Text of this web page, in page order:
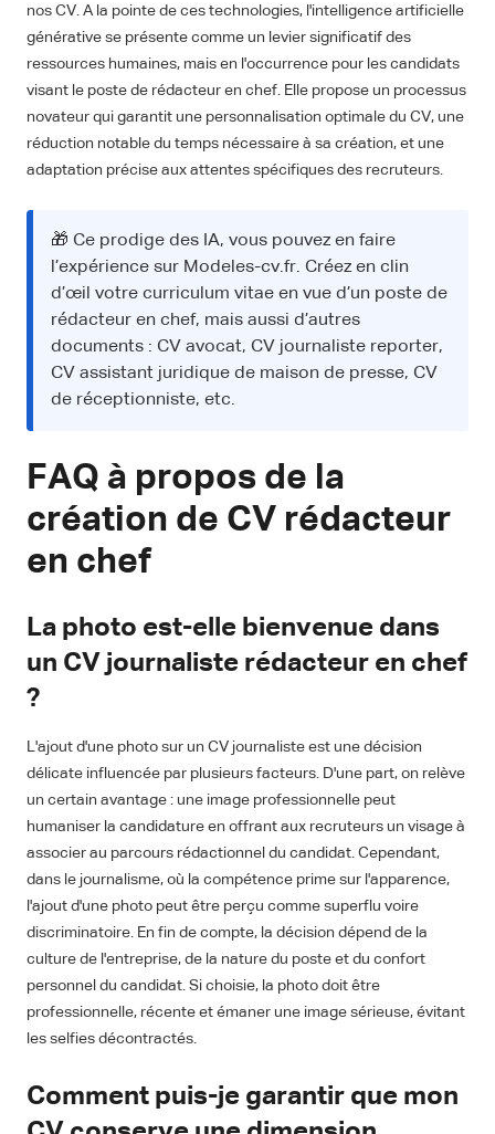
nos CV. A la pointe de ces technologies, l'intelligence artificielle
générative se présente comme un levier significatif des
ressources humaines, mais en l'occurrence pour les candidats
visant le poste de rédacteur en chef. Elle propose un processus
novateur qui garantit une personnalisation optimale du CV, une
réduction notable du temps nécessaire à sa création, et une
adaptation précise aux attentes spécifiques des recruteurs.
🎁 Ce prodige des IA, vous pouvez en faire
l’expérience sur Modeles-cv.fr. Créez en clin
d’œil votre curriculum vitae en vue d’un poste de
rédacteur en chef, mais aussi d’autres
documents : CV avocat, CV journaliste reporter,
CV assistant juridique de maison de presse, CV
de réceptionniste, etc.
FAQ à propos de la
création de CV rédacteur
en chef
La photo est-elle bienvenue dans
un CV journaliste rédacteur en chef
?
L'ajout d'une photo sur un CV journaliste est une décision
délicate influencée par plusieurs facteurs. D'une part, on relève
un certain avantage : une image professionnelle peut
humaniser la candidature en offrant aux recruteurs un visage à
associer au parcours rédactionnel du candidat. Cependant,
dans le journalisme, où la compétence prime sur l'apparence,
l'ajout d'une photo peut être perçu comme superflu voire
discriminatoire. En fin de compte, la décision dépend de la
culture de l'entreprise, de la nature du poste et du confort
personnel du candidat. Si choisie, la photo doit être
professionnelle, récente et émaner une image sérieuse, évitant
les selfies décontractés.
Comment puis-je garantir que mon